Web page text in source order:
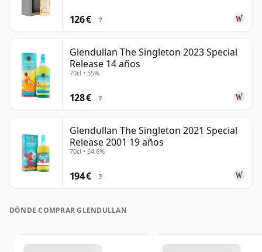
126 € ?
Glendullan The Singleton 2023 Special
Release 14 años
70cl • 55%
128 € ?
Glendullan The Singleton 2021 Special
Release 2001 19 años
70cl • 54.6%
194 € ?
DÓNDE COMPRAR GLENDULLAN